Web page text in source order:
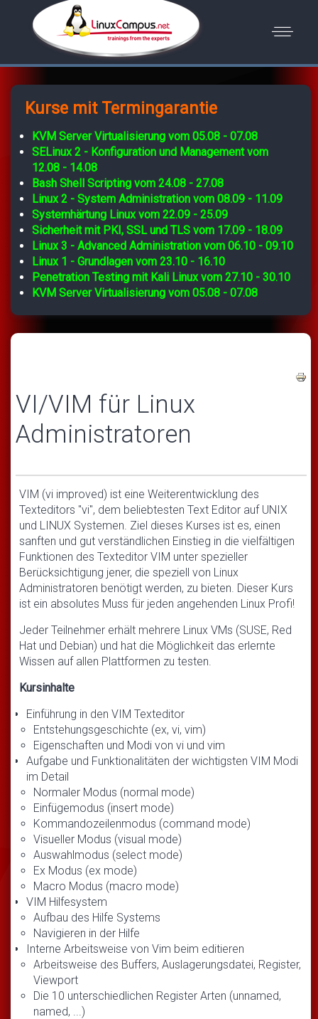
Kurse mit Termingarantie
KVM Server Virtualisierung vom 05.08 - 07.08
SELinux 2 - Konfiguration und Management vom
12.08 - 14.08
Bash Shell Scripting vom 24.08 - 27.08
Linux 2 - System Administration vom 08.09 - 11.09
Systemhärtung Linux vom 22.09 - 25.09
Sicherheit mit PKI, SSL und TLS vom 17.09 - 18.09
Linux 3 - Advanced Administration vom 06.10 - 09.10
Linux 1 - Grundlagen vom 23.10 - 16.10
Penetration Testing mit Kali Linux vom 27.10 - 30.10
KVM Server Virtualisierung vom 05.08 - 07.08
VI/VIM für Linux
Administratoren
VIM (vi improved) ist eine Weiterentwicklung des
Texteditors "vi", dem beliebtesten Text Editor auf UNIX
und LINUX Systemen. Ziel dieses Kurses ist es, einen
sanften und gut verständlichen Einstieg in die vielfältigen
Funktionen des Texteditor VIM unter spezieller
Berücksichtigung jener, die speziell von Linux
Administratoren benötigt werden, zu bieten. Dieser Kurs
ist ein absolutes Muss für jeden angehenden Linux Profi!
Jeder Teilnehmer erhält mehrere Linux VMs (SUSE, Red
Hat und Debian) und hat die Möglichkeit das erlernte
Wissen auf allen Plattformen zu testen.
Kursinhalte
Einführung in den VIM Texteditor
Entstehungsgeschichte (ex, vi, vim)
Eigenschaften und Modi von vi und vim
Aufgabe und Funktionalitäten der wichtigsten VIM Modi
im Detail
Normaler Modus (normal mode)
Einfügemodus (insert mode)
Kommandozeilenmodus (command mode)
Visueller Modus (visual mode)
Auswahlmodus (select mode)
Ex Modus (ex mode)
Macro Modus (macro mode)
VIM Hilfesystem
Aufbau des Hilfe Systems
Navigieren in der Hilfe
Interne Arbeitsweise von Vim beim editieren
Arbeitsweise des Buffers, Auslagerungsdatei, Register,
Viewport
Die 10 unterschiedlichen Register Arten (unnamed,
named, ...)